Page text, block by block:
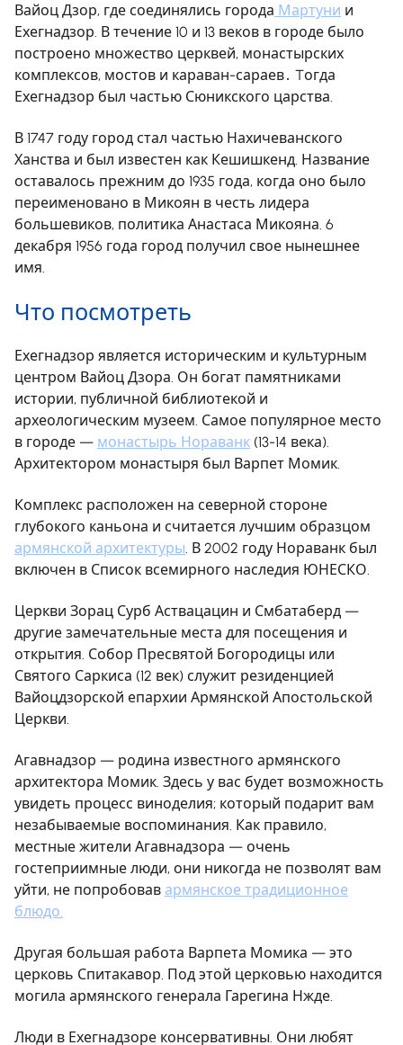
Вайоц Дзор, где соединялись города Мартуни и
Ехегнадзор. В течение 10 и 13 веков в городе было
построено множество церквей, монастырских
комплексов, мостов и караван-сараев․ Tогда
Ехегнадзор был частью Сюникского царства.
В 1747 году город стал частью Нахичеванского
Ханства и был известен как Кешишкенд. Название
оставалось прежним до 1935 года, когда оно было
переименовано в Микоян в честь лидера
большевиков, политика Анастаса Микояна. 6
декабря 1956 года город получил свое нынешнее
имя.
Что посмотреть
Ехегнадзор является историческим и культурным
центром Вайоц Дзора. Он богат памятниками
истории, публичной библиотекой и
археологическим музеем. Самое популярное место
в городе — монастырь Нораванк (13-14 века).
Архитектором монастыря был Варпет Момик.
Комплекс расположен на северной стороне
глубокого каньона и считается лучшим образцом
армянской архитектуры . В 2002 году Нораванк был
включен в Список всемирного наследия ЮНЕСКО.
Церкви Зорац Сурб Аствацацин и Смбатаберд —
другие замечательные места для посещения и
открытия. Собор Пресвятой Богородицы или
Святого Саркиса (12 век) служит резиденцией
Вайоцдзорской епархии Армянской Апостольской
Церкви.
Агавнадзор — родина известного армянского
архитектора Момик. Здесь у вас будет возможность
увидеть процесс виноделия; который подарит вам
незабываемые воспоминания. Как правило,
местные жители Агавнадзора — очень
гостеприимные люди, они никогда не позволят вам
уйти, не попробовав армянское традиционное
блюдо.
Другая большая работа Варпета Момика — это
церковь Спитакавор. Под этой церковью находится
могила армянского генерала Гарегина Нжде.
Люди в Ехегнадзоре консервативны. Они любят